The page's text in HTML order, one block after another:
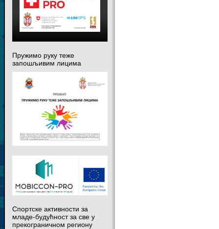
Пружимо руку теже
запошљивим лицима
Спортске активности за
младе-будућност за све у
прекограничном региону